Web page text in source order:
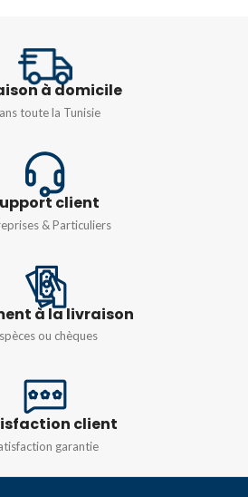
TYPE
à domicile
toute la Tunisie
client
& Particuliers
à la livraison
ou chèques
client
garantie